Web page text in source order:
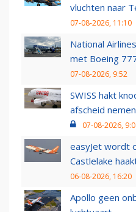
vluchten naar
07-08-2026, 11:10
National
met Boeing
07-08-2026, 9:52
SWISS hakt
afscheid
07-08-2026,
easyJet wordt
Castlelake
06-08-2026, 16:20
Apollo geen